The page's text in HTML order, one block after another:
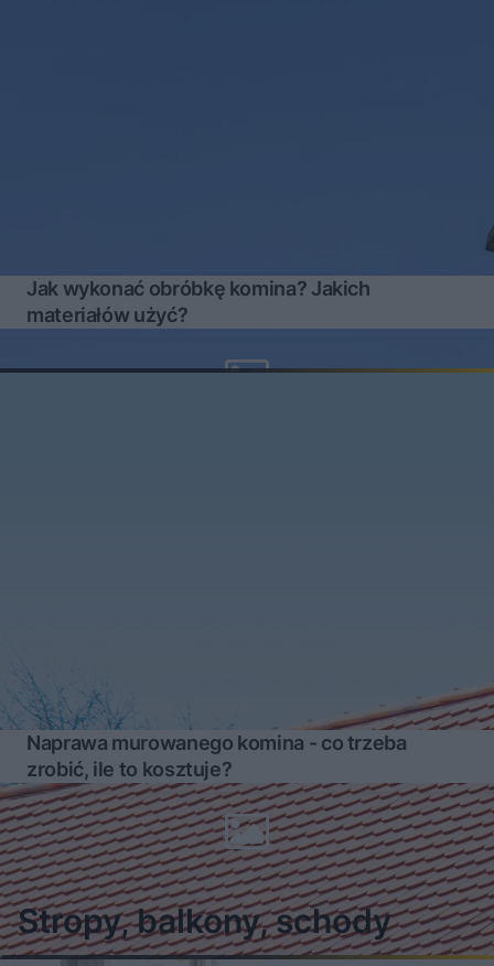
Jak wykonać obróbkę komina? Jakich
materiałów użyć?
Naprawa murowanego komina - co trzeba
zrobić, ile to kosztuje?
Więcej
Stropy, balkony, schody